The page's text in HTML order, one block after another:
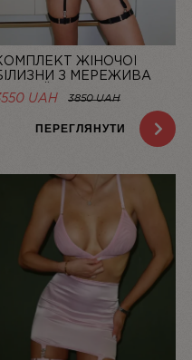
ЖІНОЧОЇ
З МЕРЕЖИВА
MUSE | LINIYA
UAH 3850 UAH
ПЕРЕГЛЯНУТИ